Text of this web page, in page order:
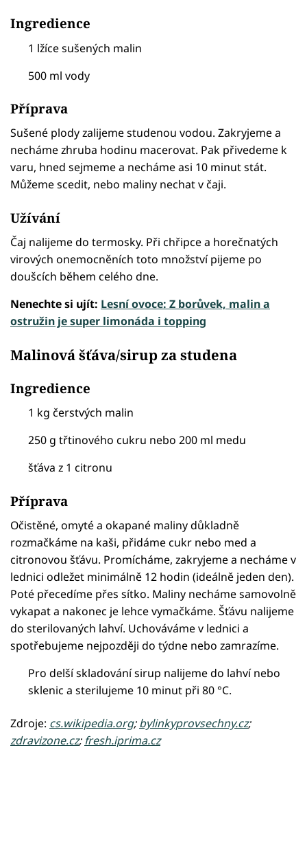
Ingredience
1 lžíce sušených malin
500 ml vody
Příprava
Sušené plody zalijeme studenou vodou. Zakryjeme a
necháme zhruba hodinu macerovat. Pak přivedeme k
varu, hned sejmeme a necháme asi 10 minut stát.
Můžeme scedit, nebo maliny nechat v čaji.
Užívání
Čaj nalijeme do termosky. Při chřipce a horečnatých
virových onemocněních toto množství pijeme po
doušcích během celého dne.
Nenechte si ujít: Lesní ovoce: Z borůvek, malin a
ostružin je super limonáda i topping
Malinová šťáva/sirup za studena
Ingredience
1 kg čerstvých malin
250 g třtinového cukru nebo 200 ml medu
šťáva z 1 citronu
Příprava
Očistěné, omyté a okapané maliny důkladně
rozmačkáme na kaši, přidáme cukr nebo med a
citronovou šťávu. Promícháme, zakryjeme a necháme v
lednici odležet minimálně 12 hodin (ideálně jeden den).
Poté přecedíme přes sítko. Maliny necháme samovolně
vykapat a nakonec je lehce vymačkáme. Šťávu nalijeme
do sterilovaných lahví. Uchováváme v lednici a
spotřebujeme nejpozději do týdne nebo zamrazíme.
Pro delší skladování sirup nalijeme do lahví nebo
sklenic a sterilujeme 10 minut při 80 °C.
Zdroje: cs.wikipedia.org;bylinkyprovsechny.cz;
zdravizone.cz;fresh.iprima.cz